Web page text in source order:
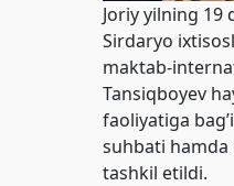
Joriy yilning 19
Sirdaryo
maktab-
Tansiqboyev
faoliyatiga
suhbati
tashkil etildi.